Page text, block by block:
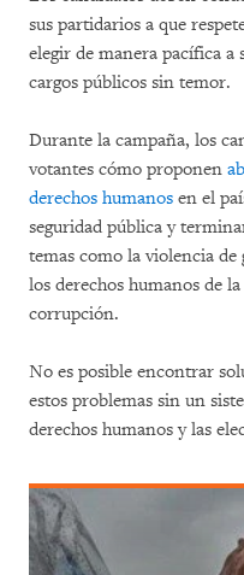
sus partidarios a que
elegir de manera pacífica a
cargos públicos sin temor.
Durante la campaña, los
votantes cómo proponen
derechos humanos en el
seguridad pública y
temas como la violencia de
los derechos humanos de
corrupción.
No es posible encontrar
estos problemas sin un
derechos humanos y las